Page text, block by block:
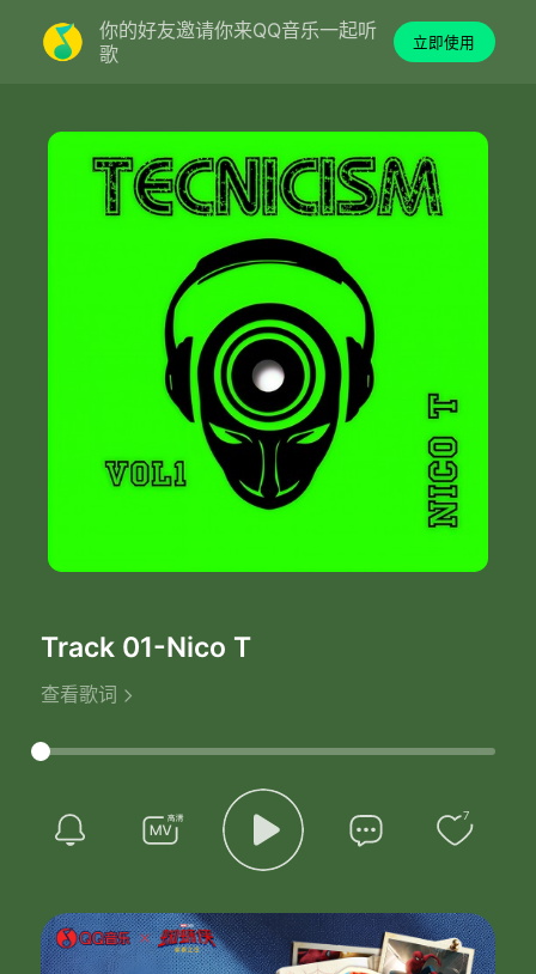
你的好友邀请你来QQ音乐一起听
歌
立即使用
Track 01-Nico T
查看歌词
7